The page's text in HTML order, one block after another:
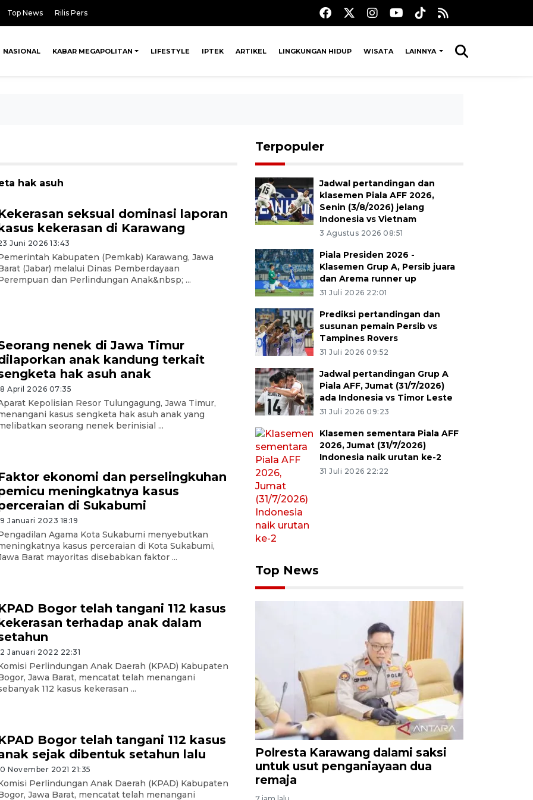
Top News Rilis Pers
NASIONAL KABAR MEGAPOLITAN LIFESTYLE IPTEK ARTIKEL LINGKUNGAN HIDUP WISATA LAINNYA
hak asuh
seksual dominasi laporan
kekerasan di Karawang
Juni 2026 13:43
Kabupaten (Pemkab) Karawang, Jawa
(Jabar) melalui Dinas Pemberdayaan
dan Perlindungan Anak&nbsp; ...
nenek di Jawa Timur
anak kandung terkait
hak asuh anak
April 2026 07:35
Kepolisian Resor Tulungagung, Jawa Timur,
kasus sengketa hak asuh anak yang
seorang nenek berinisial ...
ekonomi dan perselingkuhan
meningkatnya kasus
di Sukabumi
Januari 2023 18:19
Agama Kota Sukabumi menyebutkan
kasus perceraian di Kota Sukabumi,
Barat mayoritas disebabkan faktor ...
Bogor telah tangani 112 kasus
terhadap anak dalam
Januari 2022 22:31
Perlindungan Anak Daerah (KPAD) Kabupaten
Jawa Barat, mencatat telah menangani
112 kasus kekerasan ...
Bogor telah tangani 112 kasus
sejak dibentuk setahun lalu
November 2021 21:35
Perlindungan Anak Daerah (KPAD) Kabupaten
Jawa Barat, mencatat telah menangani
Terpopuler
Jadwal pertandingan dan
klasemen Piala AFF 2026,
Senin (3/8/2026) jelang
Indonesia vs Vietnam
3 Agustus 2026 08:51
Piala Presiden 2026 -
Klasemen Grup A, Persib juara
dan Arema runner up
31 Juli 2026 22:01
Prediksi pertandingan dan
susunan pemain Persib vs
Tampines Rovers
31 Juli 2026 09:52
Jadwal pertandingan Grup A
Piala AFF, Jumat (31/7/2026)
ada Indonesia vs Timor Leste
31 Juli 2026 09:23
Klasemen sementara Piala AFF
2026, Jumat (31/7/2026)
Indonesia naik urutan ke-2
31 Juli 2026 22:22
Top News
Polresta Karawang dalami saksi
untuk usut penganiayaan dua
remaja